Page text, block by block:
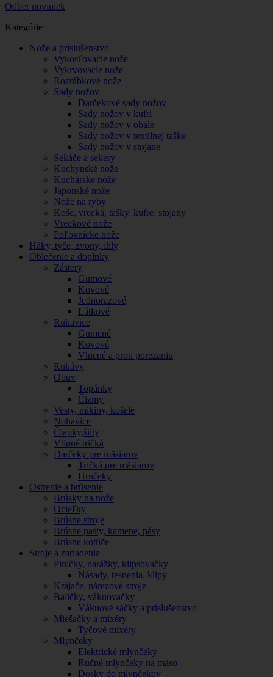
Odber noviniek
Kategórie
Nože a príslušenstvo
Vykosťovacie nože
Vykrvovacie nože
Rozrábkové nože
Sady nožov
Darčekové sady nožov
Sady nožov v kufri
Sady nožov v obale
Sady nožov v textilnej taške
Sady nožov v stojane
Sekáče a sekery
Kuchynské nože
Kuchárske nože
Japonské nože
Nože na ryby
Koše, vrecká, tašky, kufre, stojany
Vreckové nože
Poľovnícke nože
Háky, tyče, zvony, ihly
Oblečenie a doplnky
Zástery
Gumové
Kovové
Jednorazové
Látkové
Rukavice
Gumené
Kovové
Vlnené a proti porezaniu
Rukávy
Obuv
Topánky
Čizmy
Vesty, mikiny, košele
Nohavice
Čiapky,šilty
Vtipné tričká
Darčeky pre mäsiarov
Tričká pre mäsiarov
Hrnčeky
Ostrenie a brúsenie
Brúsky na nože
Ocieľky
Brúsne stroje
Brúsne pasty, kamene, pásy
Brúsne kotúče
Stroje a zariadenia
Plničky, narážky, klipsovačky
Násady, tesnenia, klipy
Krájače, nárezové stroje
Baličky, vákuovačky
Vákuové sáčky a príslušenstvo
Miešačky a mixéry
Tyčové mixéry
Mlynčeky
Elektrické mlynčeky
Ručné mlynčeky na mäso
Dosky do mlynčekov